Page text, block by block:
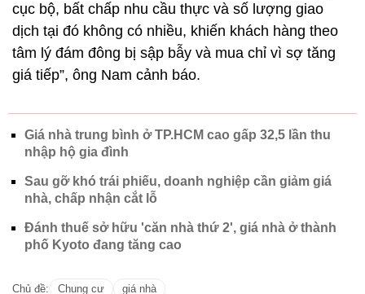
cục bộ, bất chấp nhu cầu thực và số lượng giao
dịch tại đó không có nhiều, khiến khách hàng theo
tâm lý đám đông bị sập bẫy và mua chỉ vì sợ tăng
giá tiếp”, ông Nam cảnh báo.
Giá nhà trung bình ở TP.HCM cao gấp 32,5 lần thu
nhập hộ gia đình
Sau gỡ khó trái phiếu, doanh nghiệp cần giảm giá
nhà, chấp nhận cắt lỗ
Đánh thuế sở hữu 'căn nhà thứ 2', giá nhà ở thành
phố Kyoto đang tăng cao
Chủ đề: Chung cư giá nhà